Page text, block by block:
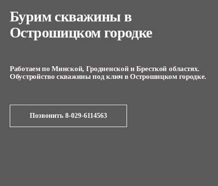
Бурим скважины в
Острошицком городке
Работаем по Минской, Гродненской и Бресткой областях.
Обустройство скважины под ключ в Острошицком городке.
Позвонить 8-029-6114563